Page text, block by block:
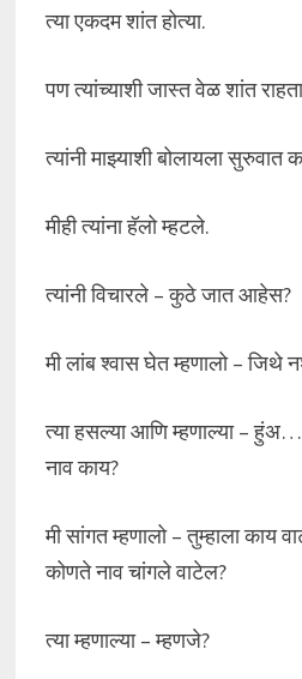
त्या एकदम शांत होत्या.
पण त्यांच्याशी जास्त वेळ शांत
त्यांनी माझ्याशी बोलायला सुरुवात
मीही त्यांना हॅलो म्हटले.
त्यांनी विचारले – कुठे जात आहेस?
मी लांब श्वास घेत म्हणालो – जिथे
त्या हसल्या आणि म्हणाल्या –
नाव काय?
मी सांगत म्हणालो – तुम्हाला काय
कोणते नाव चांगले वाटेल?
त्या म्हणाल्या – म्हणजे?